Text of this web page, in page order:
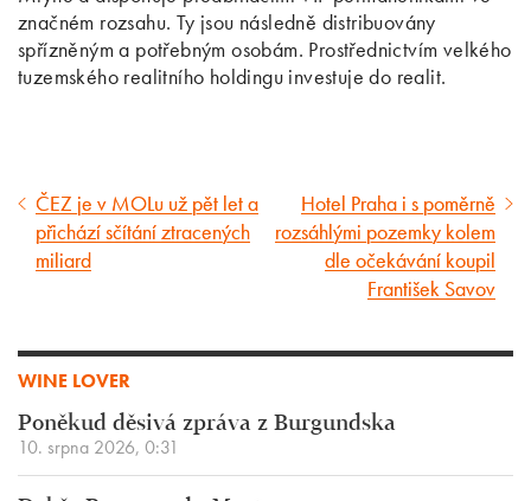
značném rozsahu. Ty jsou následně distribuovány
spřízněným a potřebným osobám. Prostřednictvím velkého
tuzemského realitního holdingu investuje do realit.
Předcházející
článek
ČEZ je v MOLu už pět let a
přichází sčítání ztracených
miliard
Následující
článek
Hotel Praha i s poměrně
rozsáhlými pozemky kolem
dle očekávání koupil
František Savov
WINE LOVER
Poněkud děsivá zpráva z Burgundska
10. srpna 2026, 0:31